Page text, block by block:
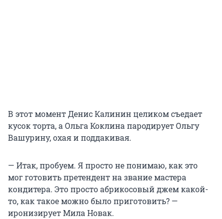
В этот момент Денис Калинин целиком съедает
кусок торта, а Ольга Коклина пародирует Ольгу
Вашурину, охая и поддакивая.
— Итак, пробуем. Я просто не понимаю, как это
мог готовить претендент на звание мастера
кондитера. Это просто абрикосовый джем какой-
то, как такое можно было приготовить? —
иронизирует Мила Новак.